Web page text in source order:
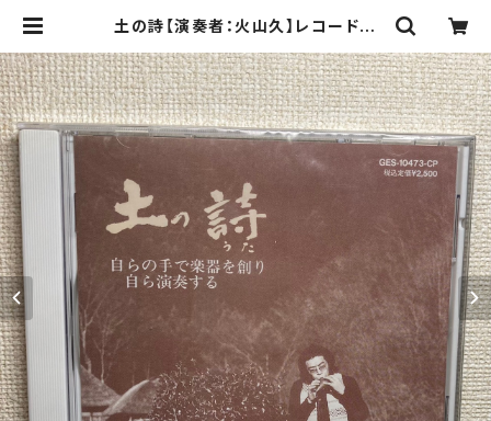
土の詩【演奏者：火山久】レコード会
年 | Birds' Tale Collective